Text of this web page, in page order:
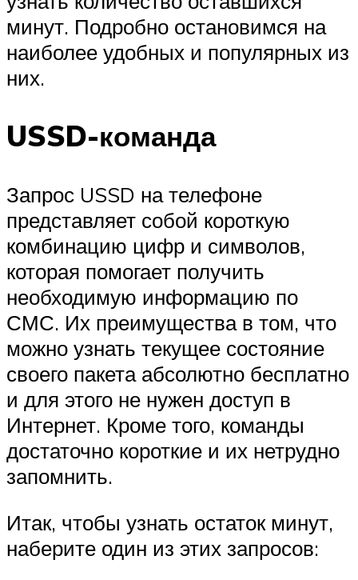
минут. Подробно остановимся на
наиболее удобных и популярных из
них.
USSD-команда
Запрос USSD на телефоне
представляет собой короткую
комбинацию цифр и символов,
которая помогает получить
необходимую информацию по
СМС. Их преимущества в том, что
можно узнать текущее состояние
своего пакета абсолютно бесплатно
и для этого не нужен доступ в
Интернет. Кроме того, команды
достаточно короткие и их нетрудно
запомнить.
Итак, чтобы узнать остаток минут,
наберите один из этих запросов: